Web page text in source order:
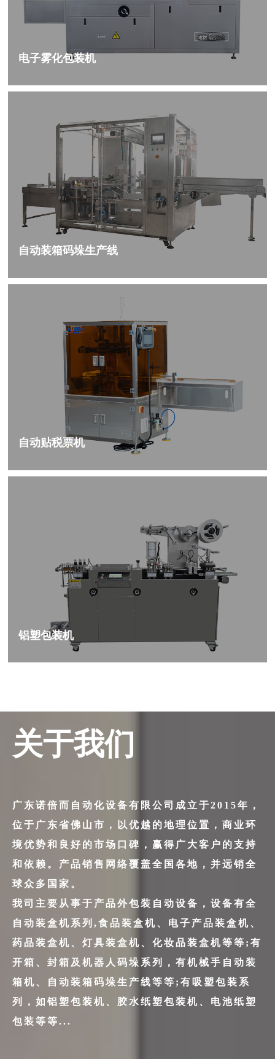
电子雾化包装机
自动装箱码垛生产线
自动贴税票机
铝塑包装机
关于我们
广东诺倍而自动化设备有限公司成立于2015年，
位于广东省佛山市，以优越的地理位置，商业环
境优势和良好的市场口碑，赢得广大客户的支持
和依赖。产品销售网络覆盖全国各地，并远销全
球众多国家。
我司主要从事于产品外包装自动设备，设备有全
自动装盒机系列,食品装盒机、电子产品装盒机、
药品装盒机、灯具装盒机、化妆品装盒机等等;有
开箱、封箱及机器人码垛系列，有机械手自动装
箱机、自动装箱码垛生产线等等;有吸塑包装系
列，如铝塑包装机、胶水纸塑包装机、电池纸塑
包装等等...